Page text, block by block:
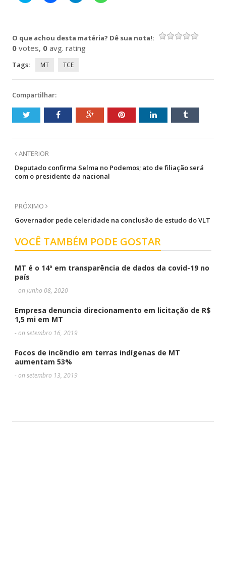
janela) janela) janela) janela)
O que achou desta matéria? Dê sua nota!:
0 votes, 0 avg. rating
Tags: MT TCE
Compartilhar:
ANTERIOR
Deputado confirma Selma no Podemos; ato de filiação será
com o presidente da nacional
PRÓXIMO
Governador pede celeridade na conclusão de estudo do VLT
VOCÊ TAMBÉM PODE GOSTAR
MT é o 14º em transparência de dados da covid-19 no
país
- on junho 08, 2020
Empresa denuncia direcionamento em licitação de R$
1,5 mi em MT
- on setembro 16, 2019
Focos de incêndio em terras indígenas de MT
aumentam 53%
- on setembro 13, 2019